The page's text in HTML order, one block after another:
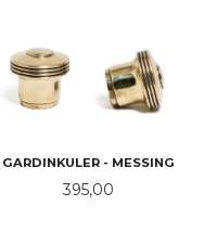
GARDINKULER - MESSING
Pris
395,00